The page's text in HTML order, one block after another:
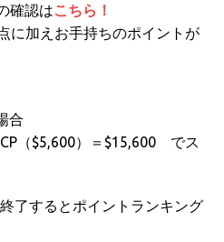
確認はこちら！
に加えお手持ちのポイントが
合
（$5,600）＝$15,600 でス
了するとポイントランキング